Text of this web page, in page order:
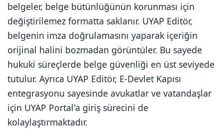
belgeler, belge bütünlüğünün korunması için
değiştirilemez formatta saklanır. UYAP Editör,
belgenin imza doğrulamasını yaparak içeriğin
orijinal halini bozmadan görüntüler. Bu sayede
hukuki süreçlerde belge güvenliği en üst seviyede
tutulur. Ayrıca UYAP Editör, E-Devlet Kapısı
entegrasyonu sayesinde avukatlar ve vatandaşlar
için UYAP Portal'a giriş sürecini de
kolaylaştırmaktadır.